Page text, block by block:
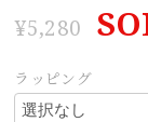
¥5,280
ラッピング